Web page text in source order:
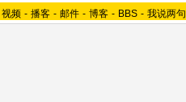
视频 - 播客 - 邮件 - 博客 - BBS - 我说两句